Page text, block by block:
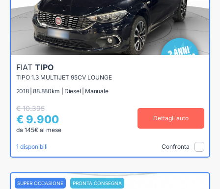
FIAT TIPO
TIPO 1.3 MULTIJET 95CV LOUNGE
2018 | 88.880km | Diesel | Manuale
€ 10.395
€ 9.900
da 145€ al mese
Dettagli auto
1 disponibili Confronta
SUPER OCCASIONE PRONTA CONSEGNA